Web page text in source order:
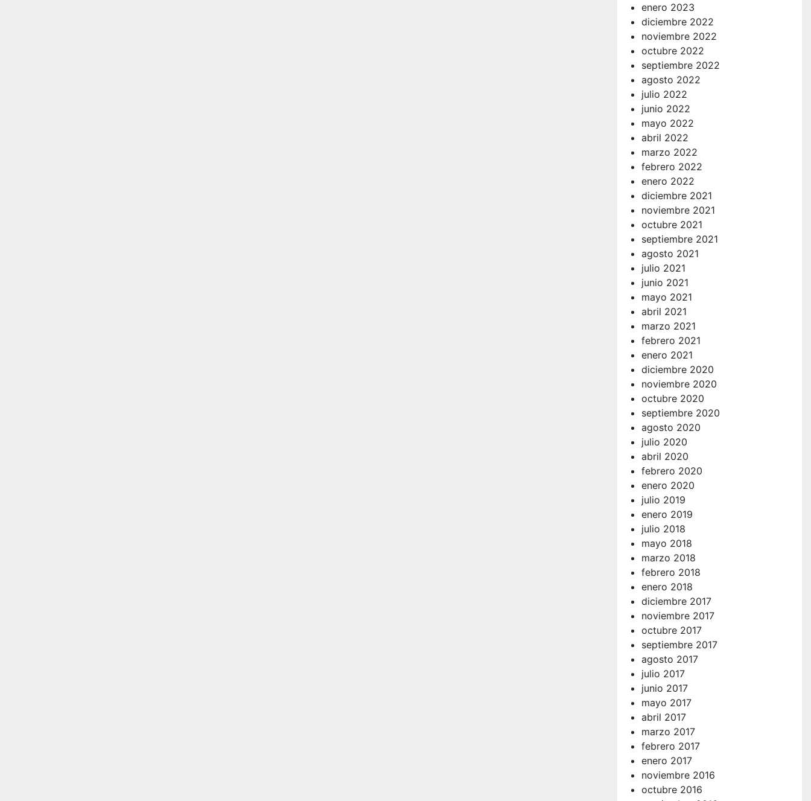
enero 2023
diciembre 2022
noviembre 2022
octubre 2022
septiembre 2022
agosto 2022
julio 2022
junio 2022
mayo 2022
abril 2022
marzo 2022
febrero 2022
enero 2022
diciembre 2021
noviembre 2021
octubre 2021
septiembre 2021
agosto 2021
julio 2021
junio 2021
mayo 2021
abril 2021
marzo 2021
febrero 2021
enero 2021
diciembre 2020
noviembre 2020
octubre 2020
septiembre 2020
agosto 2020
julio 2020
abril 2020
febrero 2020
enero 2020
julio 2019
enero 2019
julio 2018
mayo 2018
marzo 2018
febrero 2018
enero 2018
diciembre 2017
noviembre 2017
octubre 2017
septiembre 2017
agosto 2017
julio 2017
junio 2017
mayo 2017
abril 2017
marzo 2017
febrero 2017
enero 2017
noviembre 2016
octubre 2016